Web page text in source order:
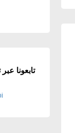
تابعونا عبر